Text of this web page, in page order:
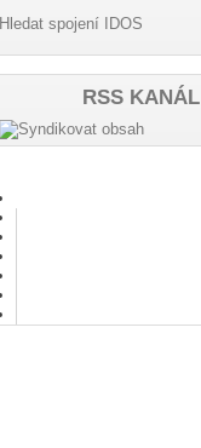
Hledat spojení IDOS
RSS KANÁL